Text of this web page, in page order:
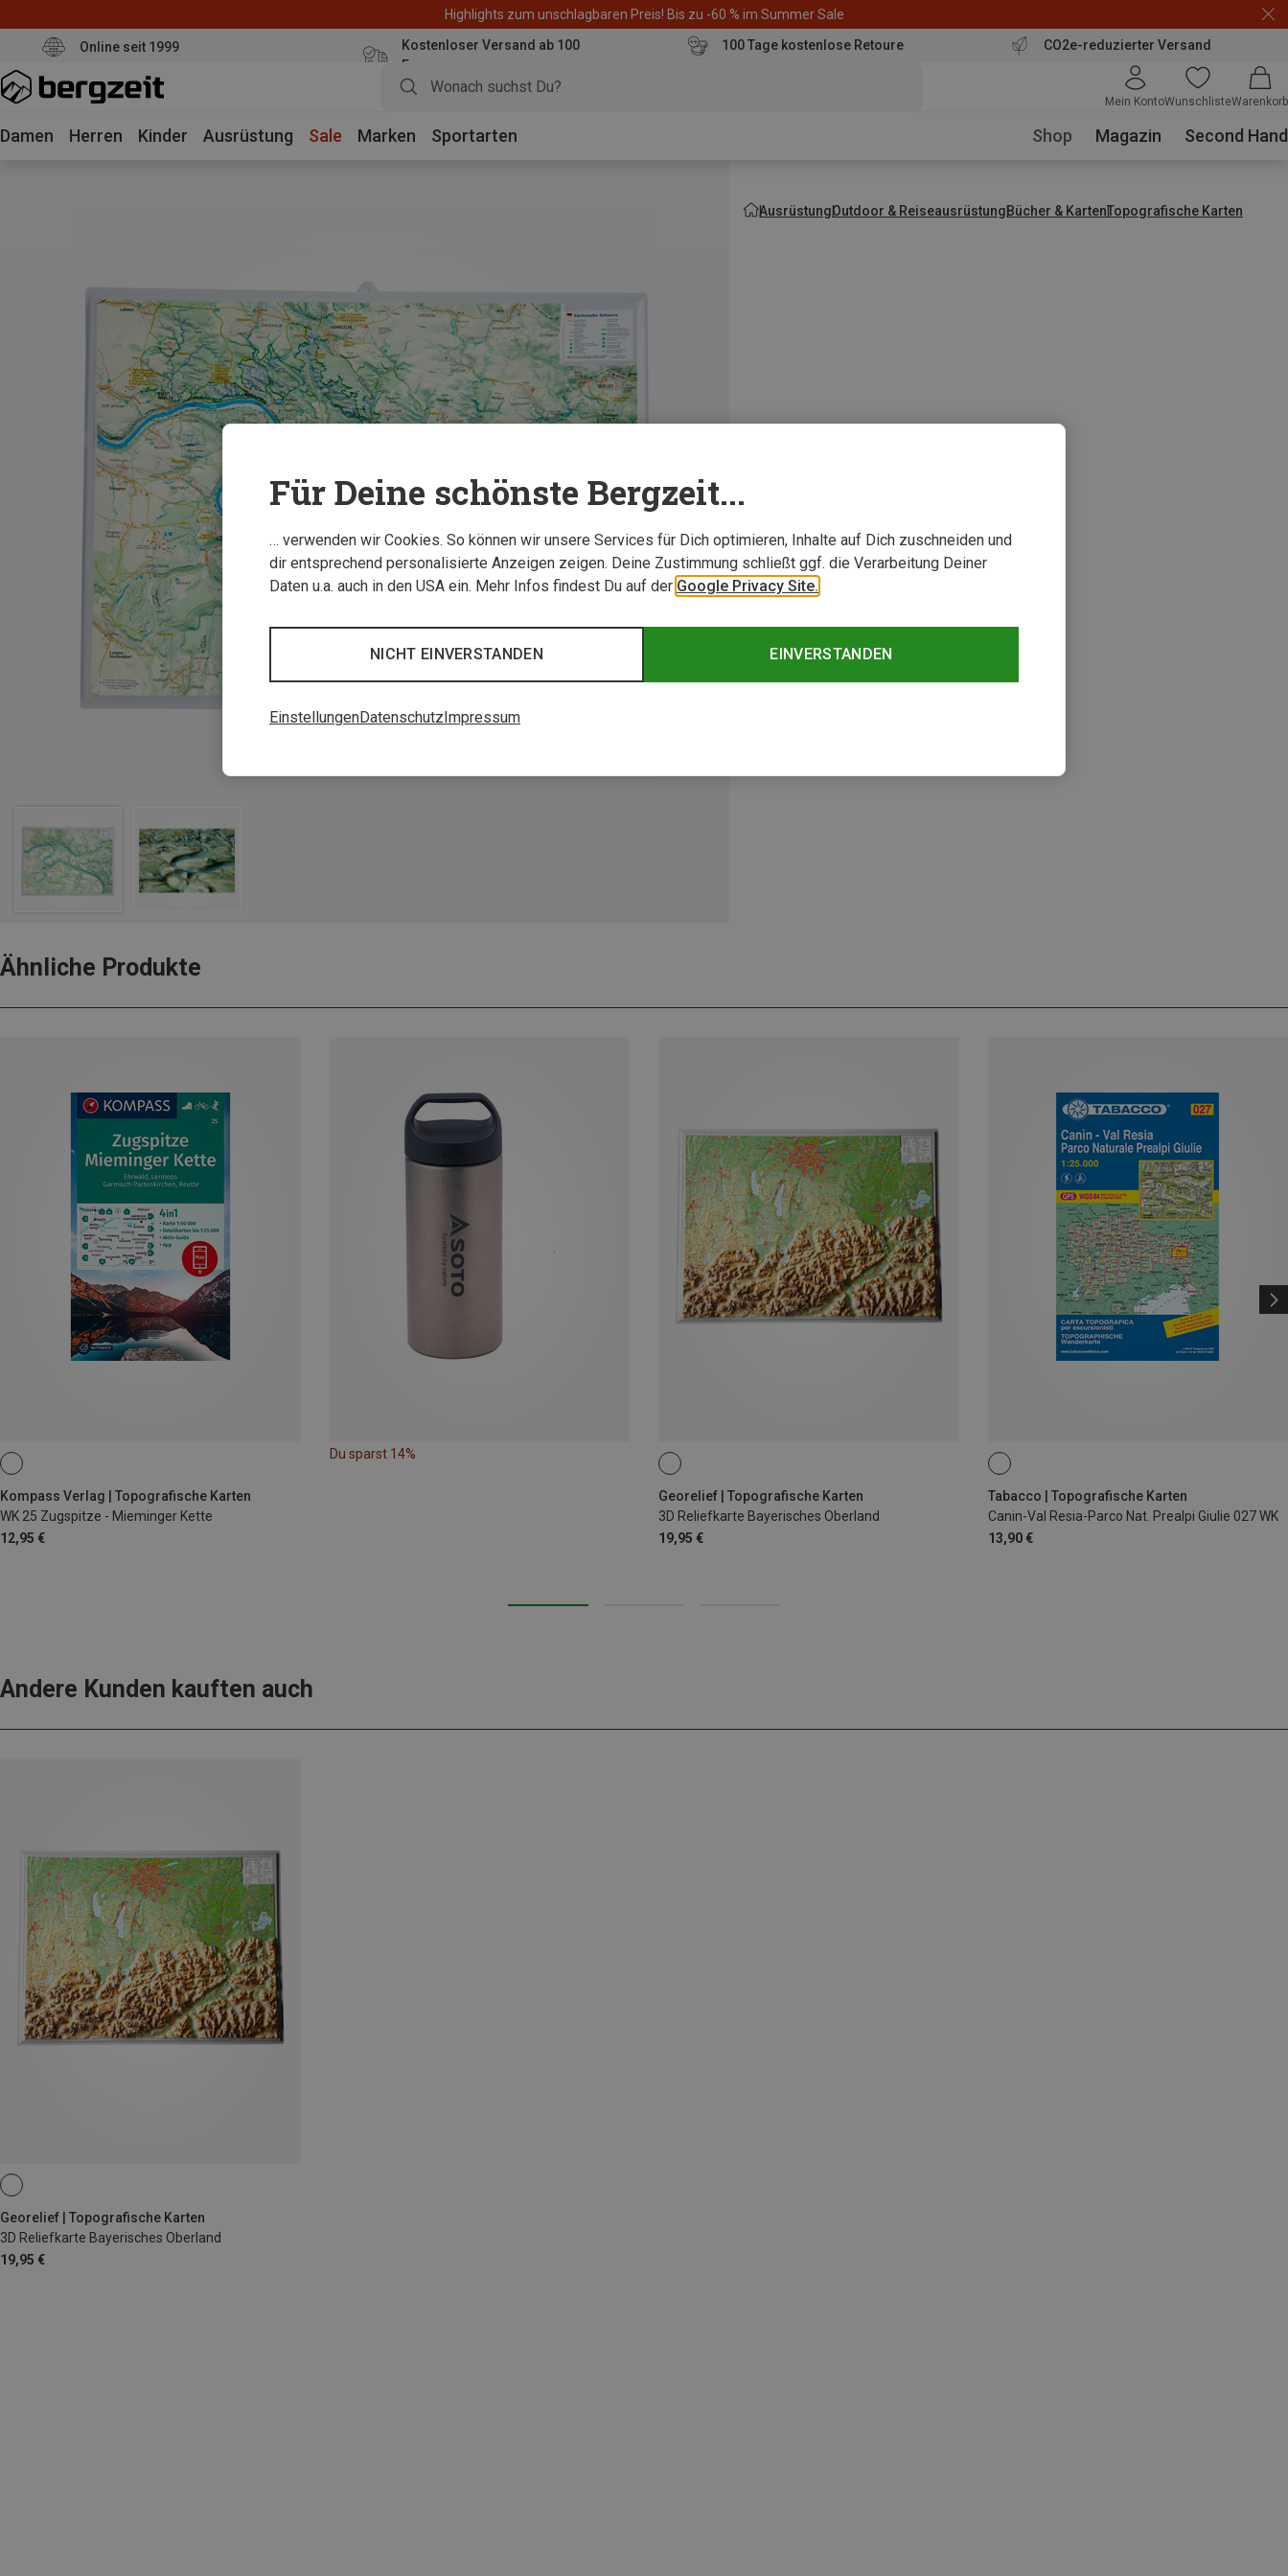
Highlights zum unschlagbaren Preis! Bis zu -60 % im Summer Sale
Online seit 1999
Kostenloser Versand ab 100
Euro
100 Tage kostenlose Retoure CO2e-reduzierter Versand
Mein KontoWunschlisteWarenkorb
Damen Herren Kinder Ausrüstung Sale Marken Sportarten Shop Magazin Second Hand
AusrüstungOutdoor & ReiseausrüstungBücher & KartenTopografische Karten
Ähnliche Produkte
Kompass Verlag | Topografische Karten
WK 25 Zugspitze - Mieminger Kette
12,95 €
Du sparst 14%
Georelief | Topografische Karten
3D Reliefkarte Bayerisches Oberland
19,95 €
Tabacco | Topografische Karten
Canin-Val Resia-Parco Nat. Prealpi Giulie 027 WK
13,90 €
Andere Kunden kauften auch
Georelief | Topografische Karten
3D Reliefkarte Bayerisches Oberland
19,95 €
Für Deine schönste Bergzeit...
… verwenden wir Cookies. So können wir unsere Services für Dich optimieren, Inhalte auf Dich zuschneiden und
dir entsprechend personalisierte Anzeigen zeigen. Deine Zustimmung schließt ggf. die Verarbeitung Deiner
Daten u.a. auch in den USA ein. Mehr Infos findest Du auf der Google Privacy Site.
EINVERSTANDEN
NICHT EINVERSTANDEN
EinstellungenDatenschutzImpressum